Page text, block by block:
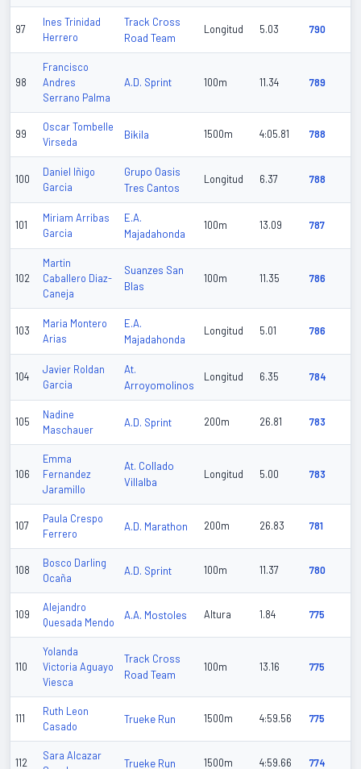
97
Ines Trinidad
Herrero
Track Cross
Road Team
Longitud 5.03 790
98
Francisco
Andres
Serrano Palma
A.D. Sprint 100m 11.34 789
99
Oscar Tombelle
Virseda
Bikila 1500m 4:05.81 788
100
Daniel Iñigo
Garcia
Grupo Oasis
Tres Cantos
Longitud 6.37 788
101
Miriam Arribas
Garcia
E.A.
Majadahonda
100m 13.09 787
102
Martin
Caballero Diaz-
Caneja
Suanzes San
Blas
100m 11.35 786
103
Maria Montero
Arias
E.A.
Majadahonda
Longitud 5.01 786
104
Javier Roldan
Garcia
At.
Arroyomolinos
Longitud 6.35 784
105
Nadine
Maschauer
A.D. Sprint 200m 26.81 783
106
Emma
Fernandez
Jaramillo
At. Collado
Villalba
Longitud 5.00 783
107
Paula Crespo
Ferrero
A.D. Marathon 200m 26.83 781
108
Bosco Darling
Ocaña
A.D. Sprint 100m 11.37 780
109
Alejandro
Quesada Mendo
A.A. Mostoles Altura 1.84 775
110
Yolanda
Victoria Aguayo
Viesca
Track Cross
Road Team
100m 13.16 775
111
Ruth Leon
Casado
Trueke Run 1500m 4:59.56 775
112
Sara Alcazar
Trueke Run 1500m 4:59.66 774